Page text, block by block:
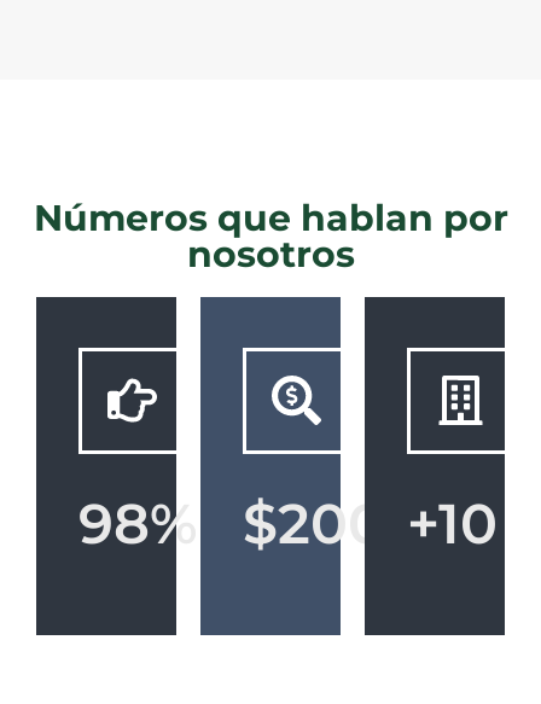
Números que hablan por
nosotros
98%
98%
de
recomiendan
nuestros
servicios
$200M+
$200M+
activos
gestionados
+10
+10
cubiertos